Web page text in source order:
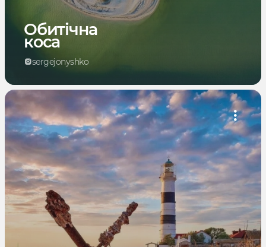
Обитічна
коса
sergejonyshko